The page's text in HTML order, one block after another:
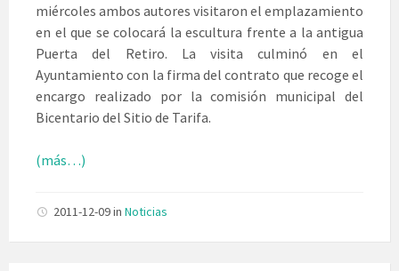
miércoles ambos autores visitaron el emplazamiento
en el que se colocará la escultura frente a la antigua
Puerta del Retiro. La visita culminó en el
Ayuntamiento con la firma del contrato que recoge el
encargo realizado por la comisión municipal del
Bicentario del Sitio de Tarifa.
(más…)
2011-12-09in Noticias